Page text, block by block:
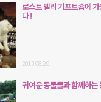
로스트 밸리 기프트숍에
다 !
2013.08.26
귀여운 동물들과 함께하는